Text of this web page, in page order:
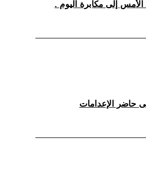
إلى مكابرة اليوم .